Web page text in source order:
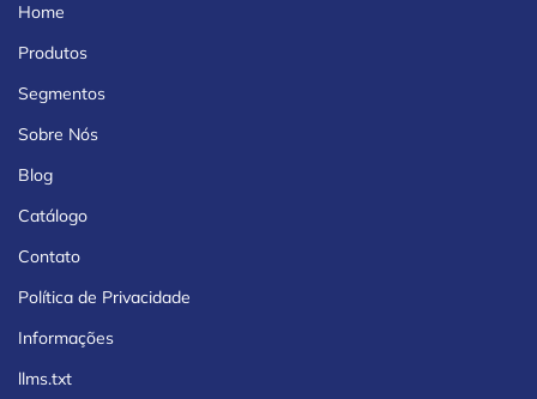
Home
Produtos
Segmentos
Sobre Nós
Blog
Catálogo
Contato
Política de Privacidade
Informações
llms.txt